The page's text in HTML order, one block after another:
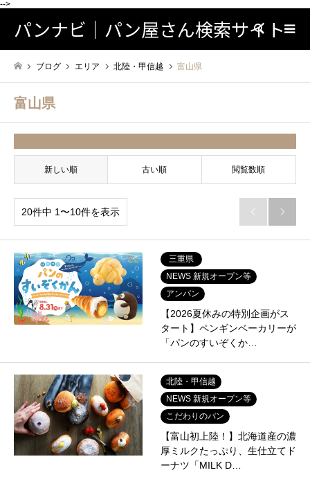
-->
パンナビ｜パン屋さん検索サイト検索
ブログ エリア 北陸・甲信越 富山県
富山県
新しい順 古い順 閲覧数順
20件中 1〜10件を表示  
三重県
NEWS 新規オープン等
アンパン
【2026夏休みの特別企画がス
タート】ペンギンベーカリーが
「パンのすいぞくか…
北陸・甲信越
NEWS 新規オープン等
こだわりのパン
【富山初上陸！】北海道産の濃
厚ミルクたっぷり、生仕立てド
ーナツ「MILK D…